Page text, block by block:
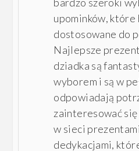
upominków, które
dostosowane do
Najlepsze
dziadka są
wyborem i są w
odpowiadają
zainteresować
w sieci
dedykacjami,